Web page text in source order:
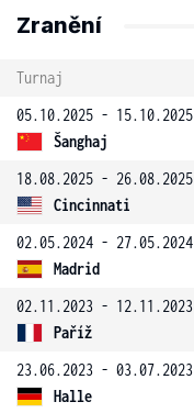
Zranění
Turnaj
05.10.2025 - 15.10.2025
Šanghaj
18.08.2025 - 26.08.2025
Cincinnati
02.05.2024 - 27.05.2024
Madrid
02.11.2023 - 12.11.2023
Paříž
23.06.2023 - 03.07.2023
Halle